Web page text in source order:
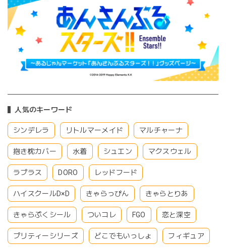
人気のキーワード
シンデレラ リトルマーメイド マルチャーナ
抱き枕カバー 水着 シュエン マクスウェル
ラプラス DORO レッドフード
ハイスクールD×D きゃらっぴん きゃらとりあ
きゃらぷくシール ついコレ FGO 恋と深空
プリティーシリーズ どこでもいっしょ フィギュア